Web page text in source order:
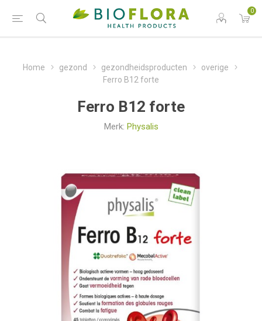
0
Home gezond gezondheidsproducten
overige
Ferro B12 forte
Ferro B12 forte
Merk: Physalis